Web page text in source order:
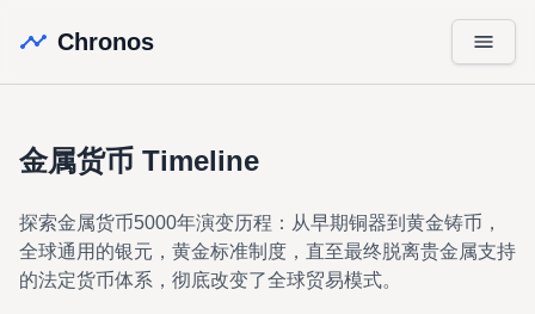
Chronos
金属货币 Timeline
探索金属货币5000年演变历程：从早期铜器到黄金铸币，
全球通用的银元，黄金标准制度，直至最终脱离贵金属支持
的法定货币体系，彻底改变了全球贸易模式。